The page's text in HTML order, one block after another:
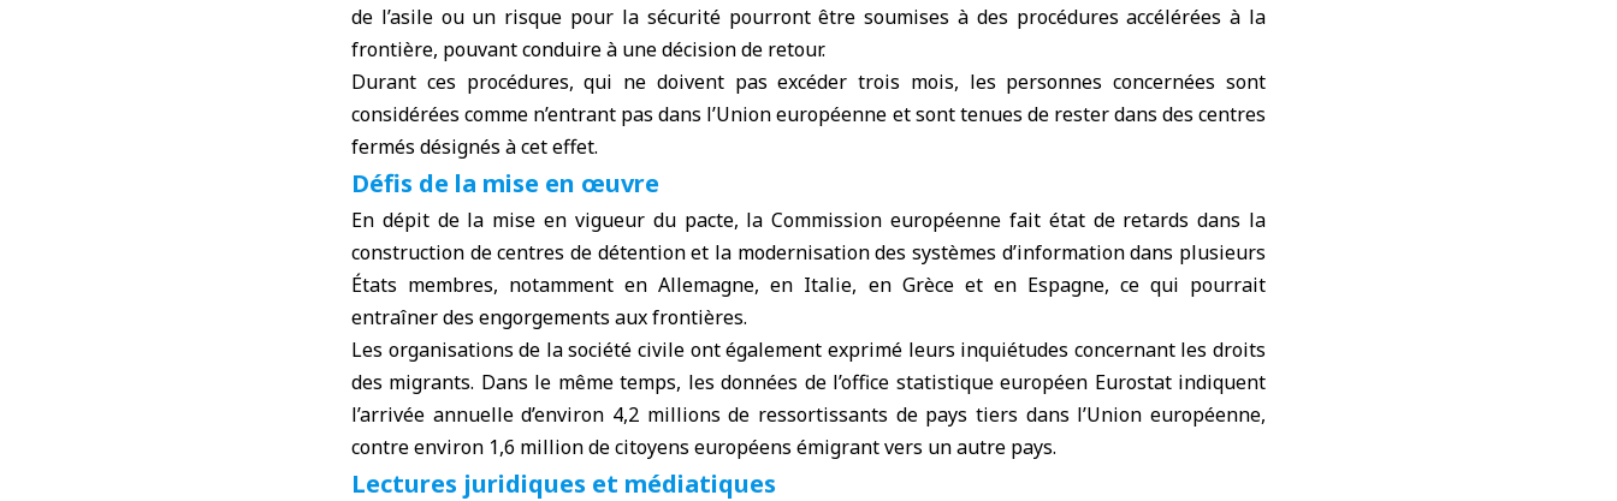
de l’asile ou un risque pour la sécurité pourront être soumises à des procédures accélérées à la
frontière, pouvant conduire à une décision de retour.
Durant ces procédures, qui ne doivent pas excéder trois mois, les personnes concernées sont
considérées comme n’entrant pas dans l’Union européenne et sont tenues de rester dans des centres
fermés désignés à cet effet.
Défis de la mise en œuvre
En dépit de la mise en vigueur du pacte, la Commission européenne fait état de retards dans la
construction de centres de détention et la modernisation des systèmes d’information dans plusieurs
États membres, notamment en Allemagne, en Italie, en Grèce et en Espagne, ce qui pourrait
entraîner des engorgements aux frontières.
Les organisations de la société civile ont également exprimé leurs inquiétudes concernant les droits
des migrants. Dans le même temps, les données de l’office statistique européen Eurostat indiquent
l’arrivée annuelle d’environ 4,2 millions de ressortissants de pays tiers dans l’Union européenne,
contre environ 1,6 million de citoyens européens émigrant vers un autre pays.
Lectures juridiques et médiatiques